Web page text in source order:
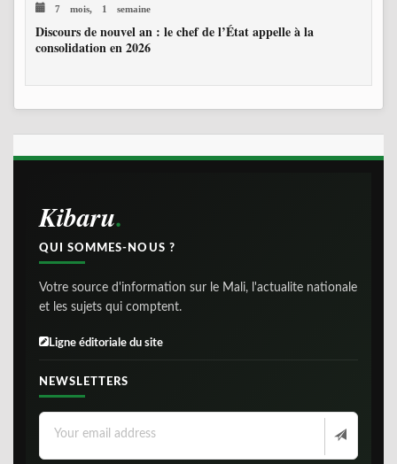
7 mois, 1 semaine
Discours de nouvel an : le chef de l’État appelle à la
consolidation en 2026
Kibaru
QUI SOMMES-NOUS ?
Votre source d'information sur le Mali, l'actualite nationale
et les sujets qui comptent.
Ligne éditoriale du site
NEWSLETTERS